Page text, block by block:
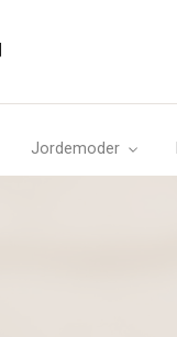
Jordemoder